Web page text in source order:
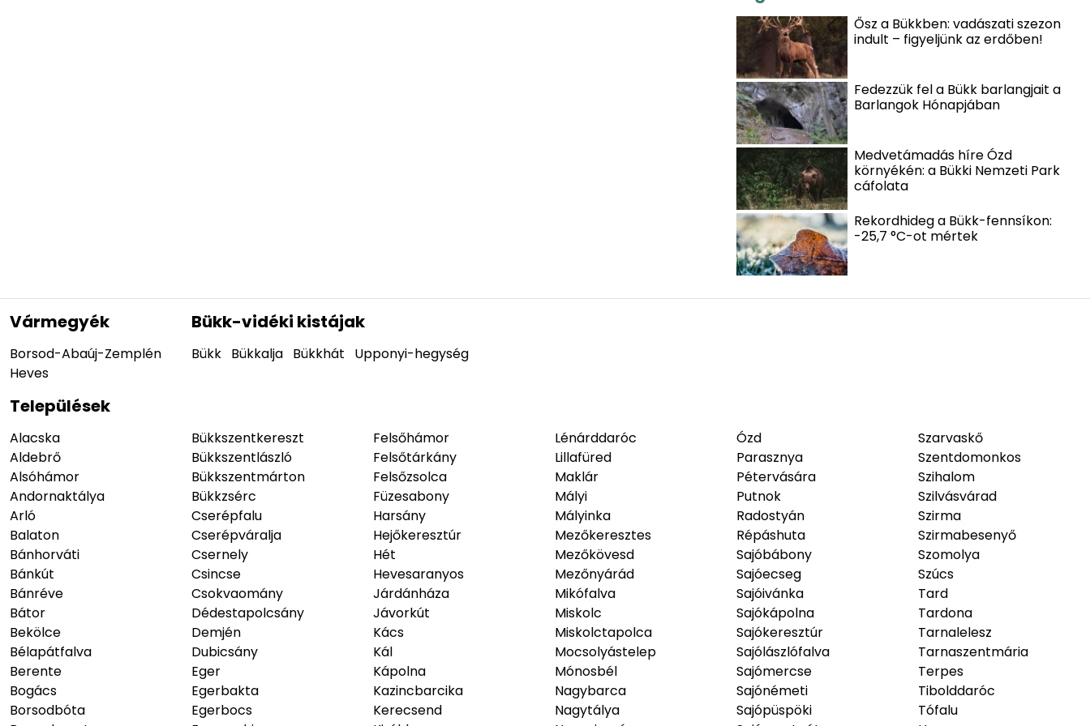
Ősz a Bükkben: vadászati szezon
indult – figyeljünk az erdőben!
Fedezzük fel a Bükk barlangjait a
Barlangok Hónapjában
Medvetámadás híre Ózd
környékén: a Bükki Nemzeti Park
cáfolata
Rekordhideg a Bükk-fennsíkon:
-25,7 °C-ot mértek
Vármegyék
Borsod-Abaúj-Zemplén
Heves
Bükk-vidéki kistájak
Bükk Bükkalja Bükkhát Upponyi-hegység
Települések
Alacska
Aldebrő
Alsóhámor
Andornaktálya
Arló
Balaton
Bánhorváti
Bánkút
Bánréve
Bátor
Bekölce
Bélapátfalva
Berente
Bogács
Borsodbóta
Bükkszentkereszt
Bükkszentlászló
Bükkszentmárton
Bükkzsérc
Cserépfalu
Cserépváralja
Csernely
Csincse
Csokvaomány
Dédestapolcsány
Demjén
Dubicsány
Eger
Egerbakta
Egerbocs
Felsőhámor
Felsőtárkány
Felsőzsolca
Füzesabony
Harsány
Hejőkeresztúr
Hét
Hevesaranyos
Járdánháza
Jávorkút
Kács
Kál
Kápolna
Kazincbarcika
Kerecsend
Lénárddaróc
Lillafüred
Maklár
Mályi
Mályinka
Mezőkeresztes
Mezőkövesd
Mezőnyárád
Mikófalva
Miskolc
Miskolctapolca
Mocsolyástelep
Mónosbél
Nagybarca
Nagytálya
Ózd
Parasznya
Pétervására
Putnok
Radostyán
Répáshuta
Sajóbábony
Sajóecseg
Sajóivánka
Sajókápolna
Sajókeresztúr
Sajólászlófalva
Sajómercse
Sajónémeti
Sajópüspöki
Szarvaskő
Szentdomonkos
Szihalom
Szilvásvárad
Szirma
Szirmabesenyő
Szomolya
Szúcs
Tard
Tardona
Tarnalelesz
Tarnaszentmária
Terpes
Tibolddaróc
Tófalu